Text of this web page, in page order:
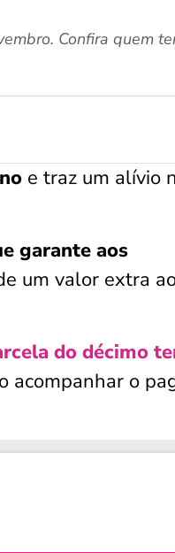
Confira quem
e traz um alívio
garante aos
um valor extra
do décimo
acompanhar o